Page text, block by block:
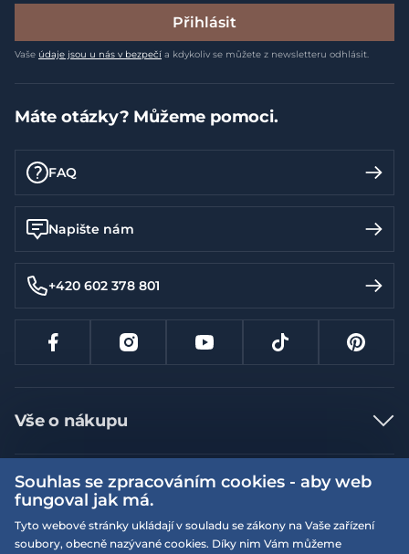
Přihlásit
Vaše údaje jsou u nás v bezpečí a kdykoliv se můžete z newsletteru odhlásit.
Máte otázky? Můžeme pomoci.
FAQ
Napište nám
+420 602 378 801
Vše o nákupu
Jak nakupovat
Nejčastější dotazy
Doprava a platba
Vrácení a výměna zboží
Více informací
Obchodní podmínky
Souhlas se zpracováním cookies - aby web
fungoval jak má.
Tyto webové stránky ukládají v souladu se zákony na Vaše zařízení
soubory, obecně nazývané cookies. Díky nim Vám můžeme